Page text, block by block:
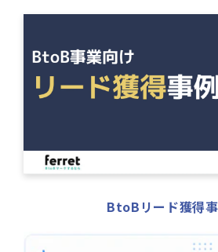
BtoBリード獲得